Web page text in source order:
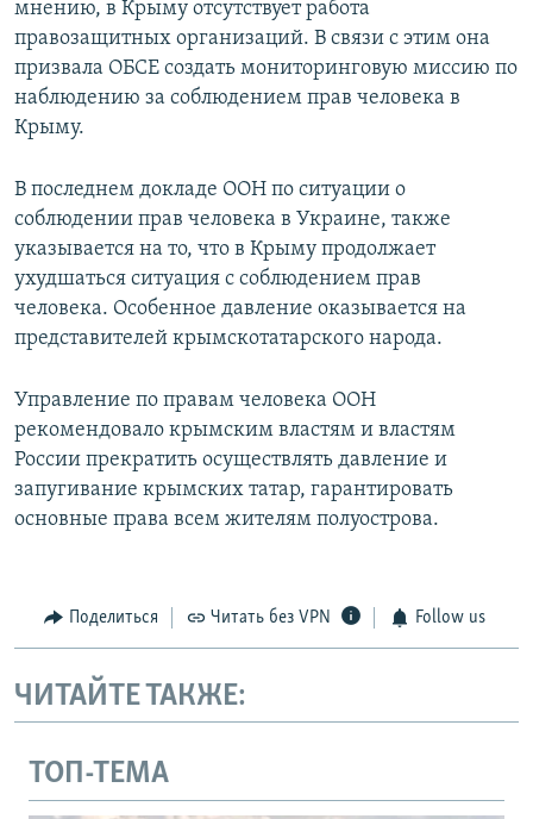
мнению, в Крыму отсутствует работа
правозащитных организаций. В связи с этим она
призвала ОБСЕ создать мониторинговую миссию по
наблюдению за соблюдением прав человека в
Крыму.
В последнем докладе ООН по ситуации о
соблюдении прав человека в Украине, также
указывается на то, что в Крыму продолжает
ухудшаться ситуация с соблюдением прав
человека. Особенное давление оказывается на
представителей крымскотатарского народа.
Управление по правам человека ООН
рекомендовало крымским властям и властям
России прекратить осуществлять давление и
запугивание крымских татар, гарантировать
основные права всем жителям полуострова.
Поделиться Читать без VPN Follow us
ЧИТАЙТЕ ТАКЖЕ:
ТОП-ТЕМА